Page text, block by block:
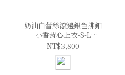
奶油白蕾絲滾邊銀色排釦
小香背心上衣-S-L
(Elegant & Love)
NT$3,800